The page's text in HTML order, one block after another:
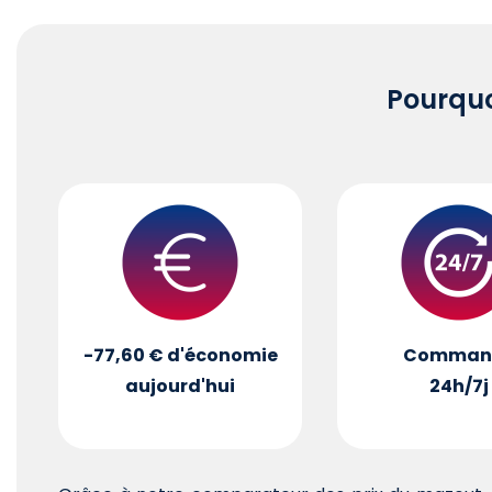
-77,60 € d'économie
aujourd'hui
24h/7j